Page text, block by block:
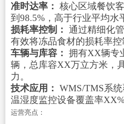
准时达率： 核心区域餐饮
到98.5%，高于行业平均水
损耗率控制： 通过精细化
有效将冻品食材的损耗率控
车辆与库容： 拥有XX辆专
辆，总库容XX万立方米，
力。
技术应用： WMS/TMS系
温湿度监控设备覆盖率XX%
运营亮点：